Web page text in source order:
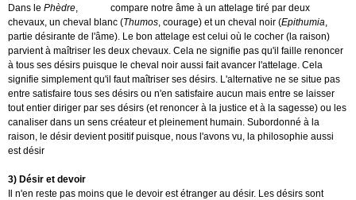
Dans le Phèdre,
compare notre âme à un attelage tiré par deux
chevaux, un cheval blanc (Thumos, courage) et un cheval noir (Epithumia,
partie désirante de l'âme). Le bon attelage est celui où le cocher (la raison)
parvient à maîtriser les deux chevaux. Cela ne signifie pas qu'il faille renoncer
à tous ses désirs puisque le cheval noir aussi fait avancer l'attelage. Cela
signifie simplement qu'il faut maîtriser ses désirs. L'alternative ne se situe pas
entre satisfaire tous ses désirs ou n'en satisfaire aucun mais entre se laisser
tout entier diriger par ses désirs (et renoncer à la justice et à la sagesse) ou les
canaliser dans un sens créateur et pleinement humain. Subordonné à la
raison, le désir devient positif puisque, nous l'avons vu, la philosophie aussi
est désir
3) Désir et devoir
Il n'en reste pas moins que le devoir est étranger au désir. Les désirs sont